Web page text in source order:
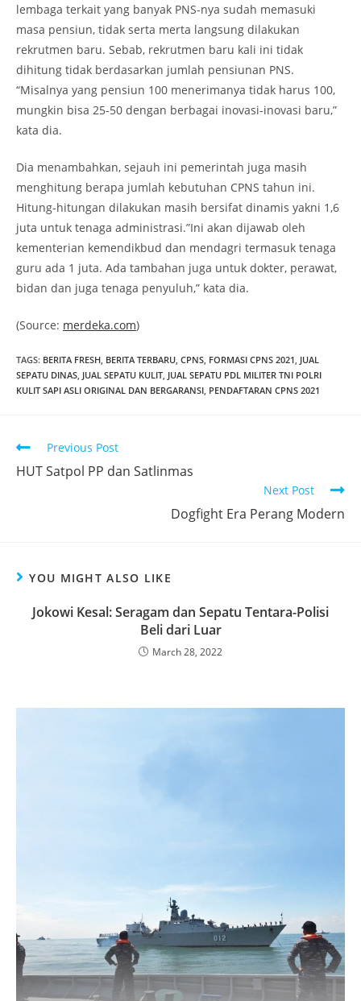
lembaga terkait yang banyak PNS-nya sudah memasuki
masa pensiun, tidak serta merta langsung dilakukan
rekrutmen baru. Sebab, rekrutmen baru kali ini tidak
dihitung tidak berdasarkan jumlah pensiunan PNS.
“Misalnya yang pensiun 100 menerimanya tidak harus 100,
mungkin bisa 25-50 dengan berbagai inovasi-inovasi baru,”
kata dia.
Dia menambahkan, sejauh ini pemerintah juga masih
menghitung berapa jumlah kebutuhan CPNS tahun ini.
Hitung-hitungan dilakukan masih bersifat dinamis yakni 1,6
juta untuk tenaga administrasi.”Ini akan dijawab oleh
kementerian kemendikbud dan mendagri termasuk tenaga
guru ada 1 juta. Ada tambahan juga untuk dokter, perawat,
bidan dan juga tenaga penyuluh,” kata dia.
(Source: merdeka.com)
TAGS: BERITA FRESH, BERITA TERBARU, CPNS, FORMASI CPNS 2021, JUAL
SEPATU DINAS, JUAL SEPATU KULIT, JUAL SEPATU PDL MILITER TNI POLRI
KULIT SAPI ASLI ORIGINAL DAN BERGARANSI, PENDAFTARAN CPNS 2021
Read
articles
Previous Post
HUT Satpol PP dan Satlinmas
Next Post
Dogfight Era Perang Modern
YOU MIGHT ALSO LIKE
Jokowi Kesal: Seragam dan Sepatu Tentara-Polisi
Beli dari Luar
March 28, 2022